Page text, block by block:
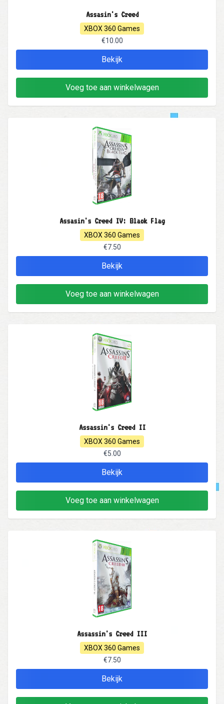
Assasin's Creed
XBOX 360 Games
€10.00
Bekijk
Voeg toe aan winkelwagen
Assasin's Creed IV: Black Flag
XBOX 360 Games
€7.50
Bekijk
Voeg toe aan winkelwagen
Assassin's Creed II
XBOX 360 Games
€5.00
Bekijk
Voeg toe aan winkelwagen
Assassin's Creed III
XBOX 360 Games
€7.50
Bekijk